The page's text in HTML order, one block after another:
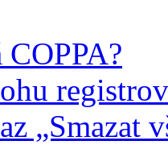
COPPA?
„Smazat